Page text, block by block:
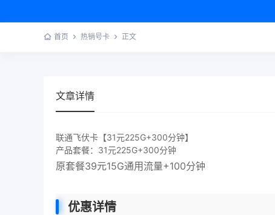
首页 热销号卡 正文
文章详情
联通飞伏卡【31元225G+300分钟】
产品套餐：31元225G+300分钟
原套餐39元15G通用流量+100分钟
优惠详情